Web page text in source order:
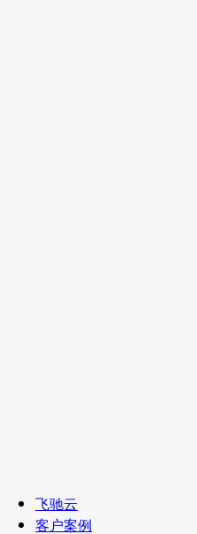
飞驰云
客户案例